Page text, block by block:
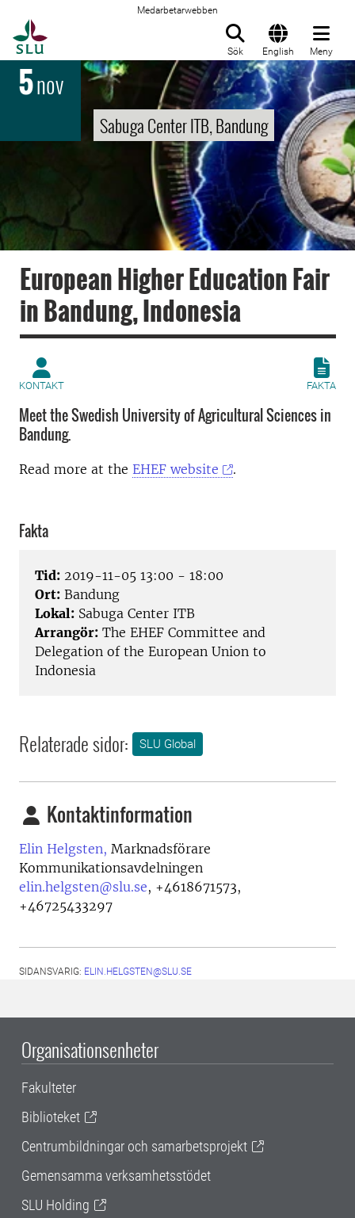
Medarbetarwebben
Sök English Meny
5nov
Sabuga Center ITB, Bandung
European Higher Education Fair
in Bandung, Indonesia
KONTAKT FAKTA
Meet the Swedish University of Agricultural Sciences in
Bandung.
Read more at the EHEF website .
Fakta
Tid: 2019-11-05 13:00 - 18:00
Ort: Bandung
Lokal: Sabuga Center ITB
Arrangör: The EHEF Committee and
Delegation of the European Union to
Indonesia
Relaterade sidor: SLU Global
Kontaktinformation
Elin Helgsten, Marknadsförare
Kommunikationsavdelningen
elin.helgsten@slu.se, +4618671573,
+46725433297
SIDANSVARIG: ELIN.HELGSTEN@SLU.SE
Organisationsenheter
Fakulteter
Biblioteket
Centrumbildningar och samarbetsprojekt
Gemensamma verksamhetsstödet
SLU Holding